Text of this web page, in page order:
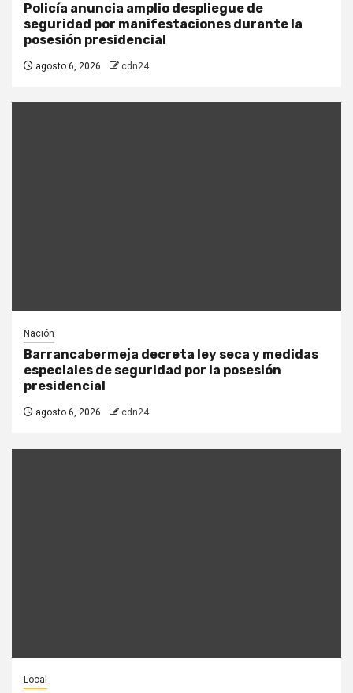
Policía anuncia amplio despliegue de
seguridad por manifestaciones durante la
posesión presidencial
agosto 6, 2026 cdn24
Nación
Barrancabermeja decreta ley seca y medidas
especiales de seguridad por la posesión
presidencial
agosto 6, 2026 cdn24
Local